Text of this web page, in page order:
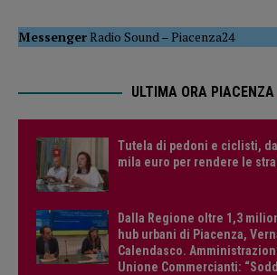
MessengerRadio Sound –Piacenza24
ULTIMA ORA PIACENZA
Tutela di pedoni e ciclisti,
mila euro per rendere le
Dalla Regione oltre 1,3
hub urbani di Piacenza,
Calendasco.
Unione Commercianti: